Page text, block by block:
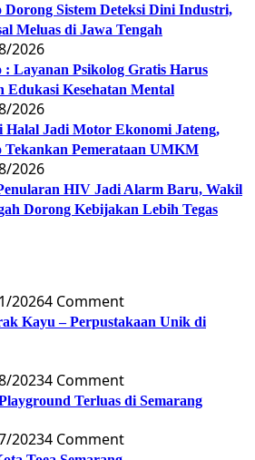
Dorong Sistem Deteksi Dini Industri,
Meluas di Jawa Tengah
2026
: Layanan Psikolog Gratis Harus
Edukasi Kesehatan Mental
2026
Halal Jadi Motor Ekonomi Jateng,
Tekankan Pemerataan UMKM
2026
HIV Jadi Alarm Baru, Wakil
Dorong Kebijakan Lebih Tegas
20264 Comment
Kayu – Perpustakaan Unik di
20234 Comment
Terluas di Semarang
20234 Comment